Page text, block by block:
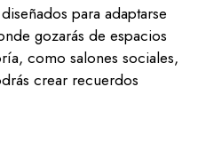
para adaptarse
gozarás de espacios
como salones sociales,
crear recuerdos